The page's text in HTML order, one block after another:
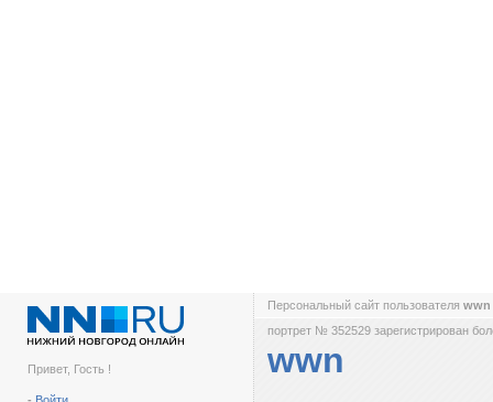
Привет, Гость !
Персональный сайт пользователя wwn
портрет № 352529 зарегистрирован
wwn